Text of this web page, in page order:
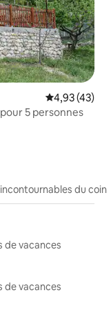
Note
4,93 (43)
5 personnes
du coin
de vacances
de vacances